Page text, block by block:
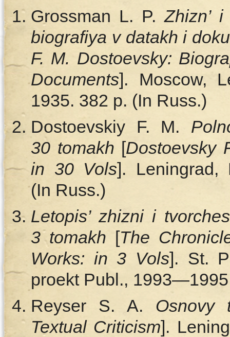
Grossman L. P.Zhizn’
biografiya v datakh i
F. M. Dostoevsky:
Documents]. Moscow,
1935. 382 p. (In Russ.)
Dostoevskiy F. M.
30 tomakh [Dostoevsky
in 30 Vols].
(In Russ.)
Letopis’ zhizni i
3 tomakh [The
Works: in 3 Vols]. St.
proekt Publ.,
Reyser S. A. Osnovy
Textual Criticism].